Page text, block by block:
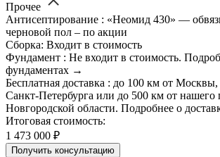
Прочее
Антисептирование : «Неомид 430» —
черновой пол – по акции
Сборка: Входит в стоимость
Фундамент : Не входит в стоимость.
фундаментах →
Бесплатная доставка : до 100 км от
Санкт-Петербурга или до 500 км от нашего
Новгородской области. Подробнее о
Итоговая стоимость:
1 473 000 ₽
Получить консультацию